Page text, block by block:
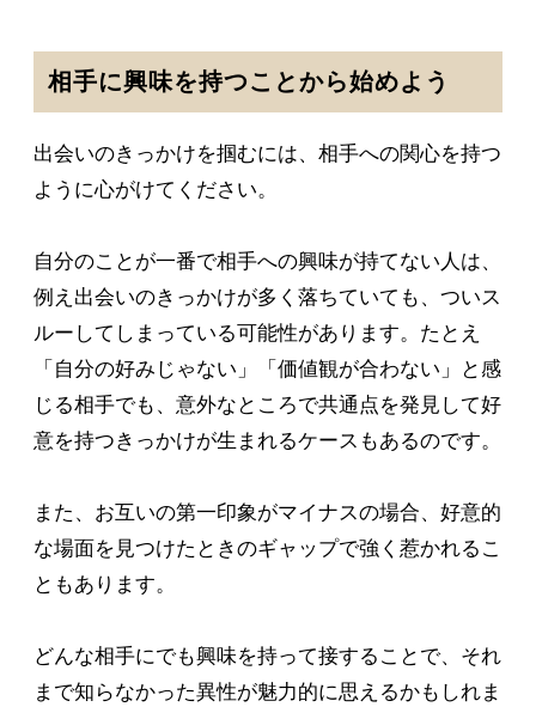
相手に興味を持つことから始めよう
出会いのきっかけを掴むには、相手への関心を持つ
ように心がけてください。
自分のことが一番で相手への興味が持てない人は、
例え出会いのきっかけが多く落ちていても、ついス
ルーしてしまっている可能性があります。たとえ
「自分の好みじゃない」「価値観が合わない」と感
じる相手でも、意外なところで共通点を発見して好
意を持つきっかけが生まれるケースもあるのです。
また、お互いの第一印象がマイナスの場合、好意的
な場面を見つけたときのギャップで強く惹かれるこ
ともあります。
どんな相手にでも興味を持って接することで、それ
まで知らなかった異性が魅力的に思えるかもしれま